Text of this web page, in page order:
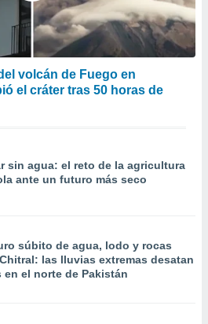
volcán de Fuego en
el cráter tras 50 horas de
sin agua: el reto de la agricultura
ante un futuro más seco
súbito de agua, lodo y rocas
las lluvias extremas desatan
en el norte de Pakistán